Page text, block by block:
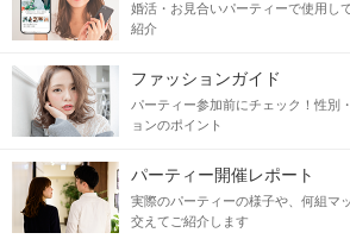
婚活・お見合いパーティーで使用し
紹介
ファッションガイド
パーティー参加前にチェック！性別
ョンのポイント
パーティー開催レポート
実際のパーティーの様子や、何組マ
交えてご紹介します